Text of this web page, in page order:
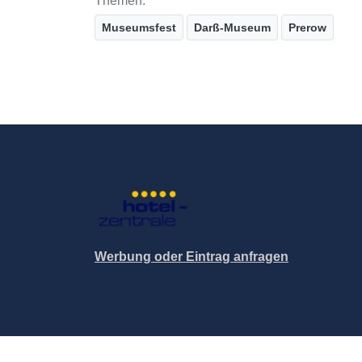
Museumsfest Darß-Museum Prerow
Werbung oder Eintrag anfragen